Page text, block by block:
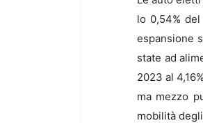
lo 0,54%
espansione
state ad
2023 al
ma mezzo
mobilità